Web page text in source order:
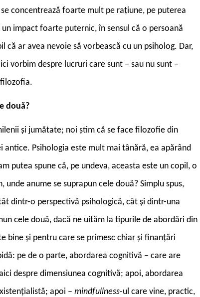
concentrează foarte mult pe rațiune, pe puterea
impact foarte puternic, în sensul că o persoană
ar avea nevoie să vorbească cu un psiholog. Dar,
vorbim despre lucruri care sunt – sau nu sunt –
două?
și jumătate; noi știm că se face filozofie din
antice. Psihologia este mult mai tânără, ea apărând
putea spune că, pe undeva, aceasta este un copil, o
anume se suprapun cele două? Simplu spus,
dintr-o perspectivă psihologică, cât și dintr-una
cele două, dacă ne uităm la tipurile de abordări din
bine și pentru care se primesc chiar și finanțări
pe de o parte, abordarea cognitivă – care are
despre dimensiunea cognitivă; apoi, abordarea
apoi – mindfullness-ul care vine, practic,